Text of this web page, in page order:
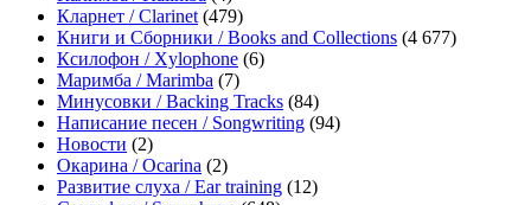
Кларнет / Clarinet (479)
Книги и Сборники / Books and Collections (4 677)
Ксилофон / Xylophone (6)
Маримба / Marimba (7)
Минусовки / Backing Tracks (84)
Написание песен / Songwriting (94)
Новости (2)
Окарина / Ocarina (2)
Развитие слуха / Ear training (12)